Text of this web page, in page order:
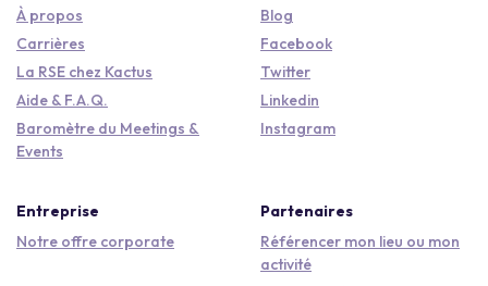
À propos
Carrières
La RSE chez Kactus
Aide & F.A.Q.
Baromètre du Meetings &
Events
Blog
Facebook
Twitter
Linkedin
Instagram
Entreprise
Notre offre corporate
Partenaires
Référencer mon lieu ou mon
activité